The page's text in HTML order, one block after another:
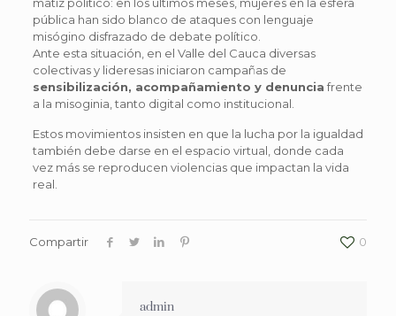
pública han sido blanco de ataques con lenguaje
misógino disfrazado de debate político.
Ante esta situación, en el Valle del Cauca diversas
colectivas y lideresas iniciaron campañas de
sensibilización, acompañamiento y denunciafrente
a la misoginia, tanto digital como institucional.
Estos movimientos insisten en que la lucha por la igualdad
también debe darse en el espacio virtual, donde cada
vez más se reproducen violencias que impactan la vida
real.
Compartir 0
admin